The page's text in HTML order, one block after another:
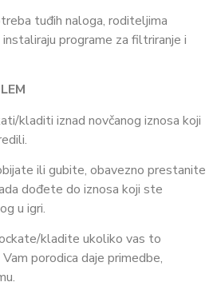
tuđih naloga, roditeljima
programe za filtriranje i
kladiti iznad novčanog iznosa koji
ili gubite, obavezno prestanite
dođete do iznosa koji ste
u igri.
kladite ukoliko vas to
porodica daje primedbe,